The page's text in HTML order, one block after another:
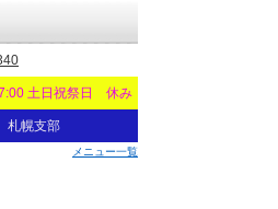
土日祝祭日 休み
札幌支部
メニュー一覧